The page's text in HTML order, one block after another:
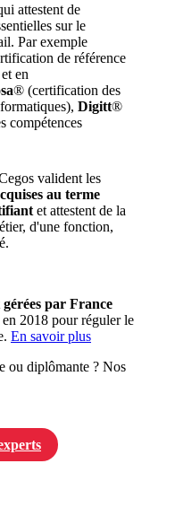
attestent de
sur le
Par exemple
de référence
en
® (certification des
Digitt®
compétences
valident les
au terme
et attestent de la
d'une fonction,
par France
2018 pour réguler le
En savoir plus
ou diplômante ? Nos